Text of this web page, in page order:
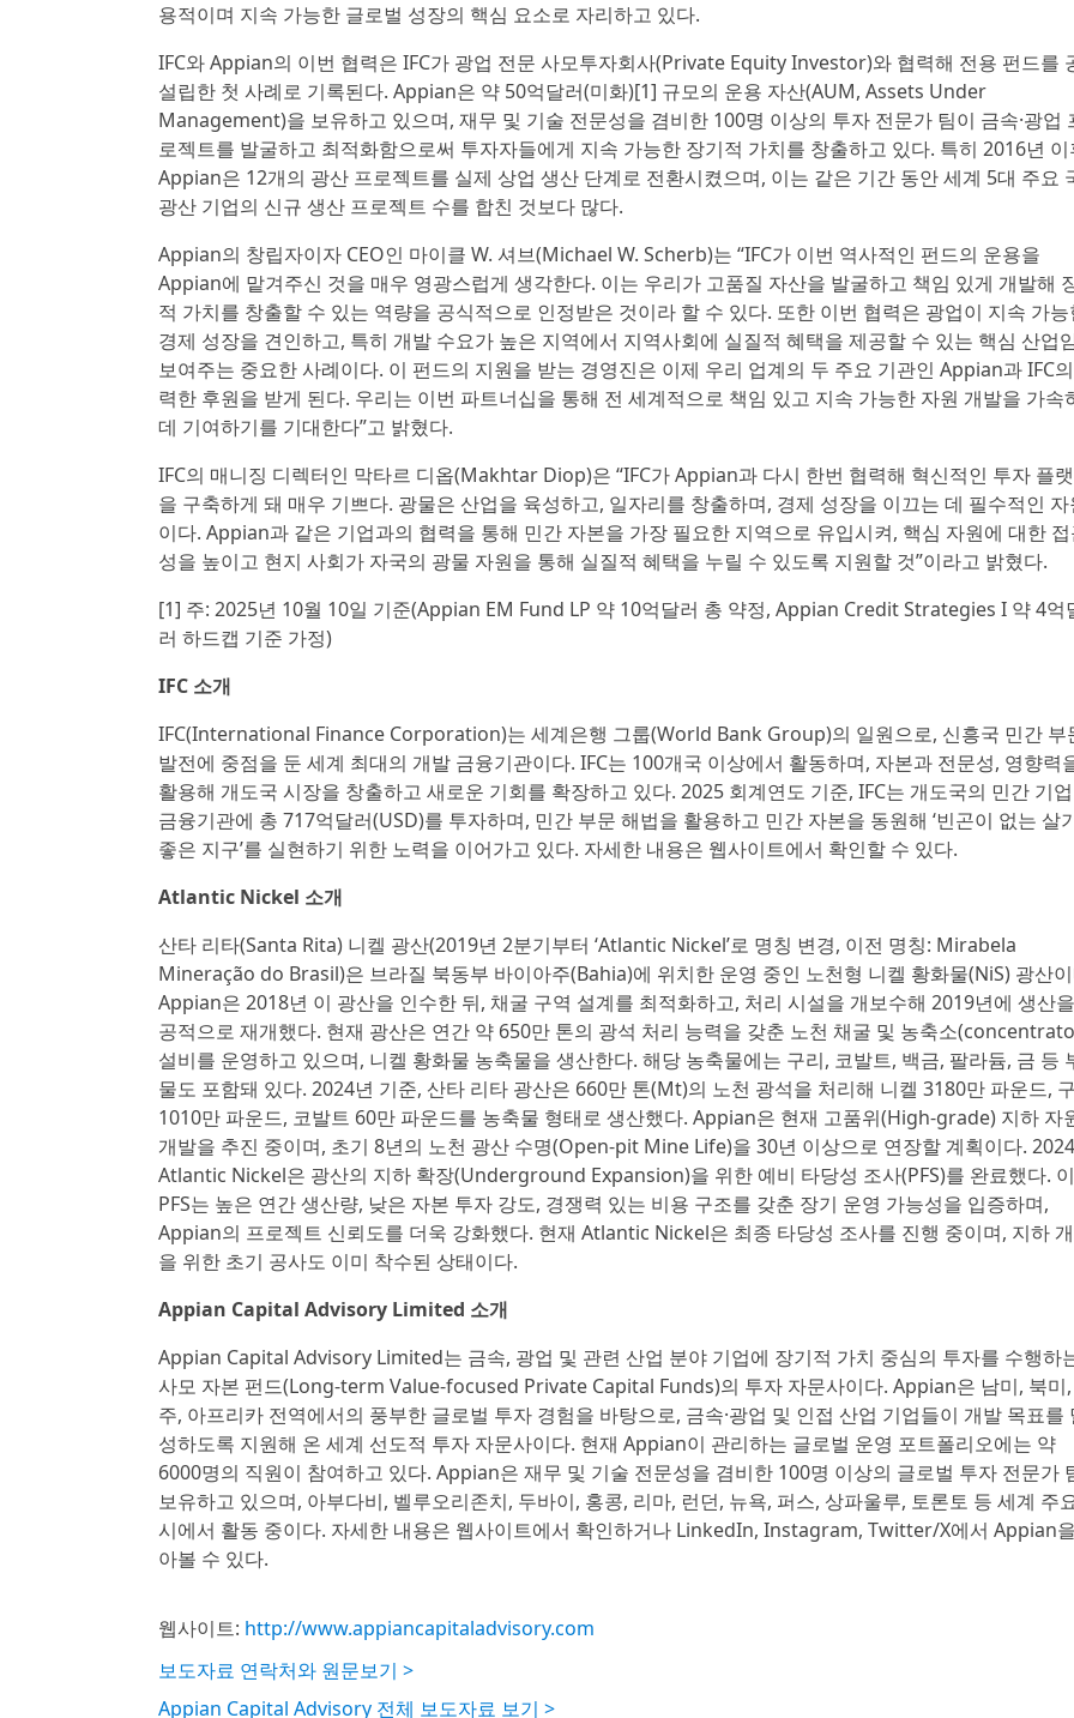
용적이며 지속 가능한 글로벌 성장의 핵심 요소로 자리하고 있다.
IFC와 Appian의 이번 협력은 IFC가 광업 전문 사모투자회사(Private Equity Investor)와 협력해 전용 펀드를
설립한 첫 사례로 기록된다. Appian은 약 50억달러(미화)[1] 규모의 운용 자산(AUM, Assets Under
Management)을 보유하고 있으며, 재무 및 기술 전문성을 겸비한 100명 이상의 투자 전문가 팀이 금속·광업
로젝트를 발굴하고 최적화함으로써 투자자들에게 지속 가능한 장기적 가치를 창출하고 있다. 특히 2016년 이
Appian은 12개의 광산 프로젝트를 실제 상업 생산 단계로 전환시켰으며, 이는 같은 기간 동안 세계 5대 주요
광산 기업의 신규 생산 프로젝트 수를 합친 것보다 많다.
Appian의 창립자이자 CEO인 마이클 W. 셔브(Michael W. Scherb)는 “IFC가 이번 역사적인 펀드의 운용을
Appian에 맡겨주신 것을 매우 영광스럽게 생각한다. 이는 우리가 고품질 자산을 발굴하고 책임 있게 개발해
적 가치를 창출할 수 있는 역량을 공식적으로 인정받은 것이라 할 수 있다. 또한 이번 협력은 광업이 지속 가능
경제 성장을 견인하고, 특히 개발 수요가 높은 지역에서 지역사회에 실질적 혜택을 제공할 수 있는 핵심 산업
보여주는 중요한 사례이다. 이 펀드의 지원을 받는 경영진은 이제 우리 업계의 두 주요 기관인 Appian과 IFC
력한 후원을 받게 된다. 우리는 이번 파트너십을 통해 전 세계적으로 책임 있고 지속 가능한 자원 개발을 가속
데 기여하기를 기대한다”고 밝혔다.
IFC의 매니징 디렉터인 막타르 디옵(Makhtar Diop)은 “IFC가 Appian과 다시 한번 협력해 혁신적인 투자 플
을 구축하게 돼 매우 기쁘다. 광물은 산업을 육성하고, 일자리를 창출하며, 경제 성장을 이끄는 데 필수적인 자
이다. Appian과 같은 기업과의 협력을 통해 민간 자본을 가장 필요한 지역으로 유입시켜, 핵심 자원에 대한 접
성을 높이고 현지 사회가 자국의 광물 자원을 통해 실질적 혜택을 누릴 수 있도록 지원할 것”이라고 밝혔다.
[1] 주: 2025년 10월 10일 기준(Appian EM Fund LP 약 10억달러 총 약정, Appian Credit Strategies I 약 4억
러 하드캡 기준 가정)
IFC 소개
IFC(International Finance Corporation)는 세계은행 그룹(World Bank Group)의 일원으로, 신흥국 민간 부
발전에 중점을 둔 세계 최대의 개발 금융기관이다. IFC는 100개국 이상에서 활동하며, 자본과 전문성, 영향력
활용해 개도국 시장을 창출하고 새로운 기회를 확장하고 있다. 2025 회계연도 기준, IFC는 개도국의 민간 기
금융기관에 총 717억달러(USD)를 투자하며, 민간 부문 해법을 활용하고 민간 자본을 동원해 ‘빈곤이 없는 살
좋은 지구’를 실현하기 위한 노력을 이어가고 있다. 자세한 내용은 웹사이트에서 확인할 수 있다.
Atlantic Nickel 소개
산타 리타(Santa Rita) 니켈 광산(2019년 2분기부터 ‘Atlantic Nickel’로 명칭 변경, 이전 명칭: Mirabela
Mineração do Brasil)은 브라질 북동부 바이아주(Bahia)에 위치한 운영 중인 노천형 니켈 황화물(NiS) 광산
Appian은 2018년 이 광산을 인수한 뒤, 채굴 구역 설계를 최적화하고, 처리 시설을 개보수해 2019년에 생산
공적으로 재개했다. 현재 광산은 연간 약 650만 톤의 광석 처리 능력을 갖춘 노천 채굴 및 농축소
설비를 운영하고 있으며, 니켈 황화물 농축물을 생산한다. 해당 농축물에는 구리, 코발트, 백금, 팔라듐, 금 등
물도 포함돼 있다. 2024년 기준, 산타 리타 광산은 660만 톤(Mt)의 노천 광석을 처리해 니켈 3180만 파운드,
1010만 파운드, 코발트 60만 파운드를 농축물 형태로 생산했다. Appian은 현재 고품위(High-grade) 지하 자
개발을 추진 중이며, 초기 8년의 노천 광산 수명(Open-pit Mine Life)을 30년 이상으로 연장할 계획이다.
Atlantic Nickel은 광산의 지하 확장(Underground Expansion)을 위한 예비 타당성 조사(PFS)를 완료했다. 이
PFS는 높은 연간 생산량, 낮은 자본 투자 강도, 경쟁력 있는 비용 구조를 갖춘 장기 운영 가능성을 입증하며,
Appian의 프로젝트 신뢰도를 더욱 강화했다. 현재 Atlantic Nickel은 최종 타당성 조사를 진행 중이며, 지하
을 위한 초기 공사도 이미 착수된 상태이다.
Appian Capital Advisory Limited 소개
Appian Capital Advisory Limited는 금속, 광업 및 관련 산업 분야 기업에 장기적 가치 중심의 투자를 수행하
사모 자본 펀드(Long-term Value-focused Private Capital Funds)의 투자 자문사이다. Appian은 남미, 북미
주, 아프리카 전역에서의 풍부한 글로벌 투자 경험을 바탕으로, 금속·광업 및 인접 산업 기업들이 개발 목표를
성하도록 지원해 온 세계 선도적 투자 자문사이다. 현재 Appian이 관리하는 글로벌 운영 포트폴리오에는 약
6000명의 직원이 참여하고 있다. Appian은 재무 및 기술 전문성을 겸비한 100명 이상의 글로벌 투자 전문가
보유하고 있으며, 아부다비, 벨루오리존치, 두바이, 홍콩, 리마, 런던, 뉴욕, 퍼스, 상파울루, 토론토 등 세계 주
시에서 활동 중이다. 자세한 내용은 웹사이트에서 확인하거나 LinkedIn, Instagram, Twitter/X에서 Appian
아볼 수 있다.
웹사이트: http://www.appiancapitaladvisory.com
보도자료 연락처와 원문보기 >
Appian Capital Advisory 전체 보도자료 보기 >